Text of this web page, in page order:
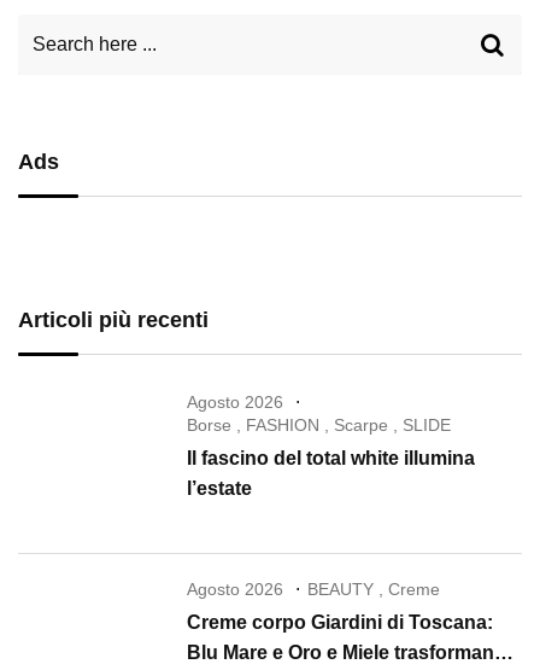
Ads
Articoli più recenti
Agosto 2026
Borse
FASHION Scarpe SLIDE
Il fascino del total white illumina
l’estate
Agosto 2026 BEAUTY ,Creme
Creme corpo Giardini di Toscana:
Blu Mare e Oro e Miele trasformano